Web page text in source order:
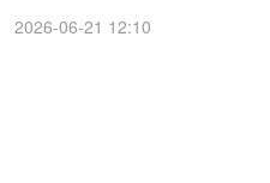
2026-06-21 12:10